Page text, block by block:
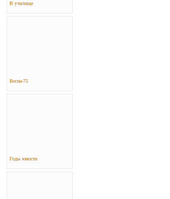
В училище
Весна-75
Годы юности